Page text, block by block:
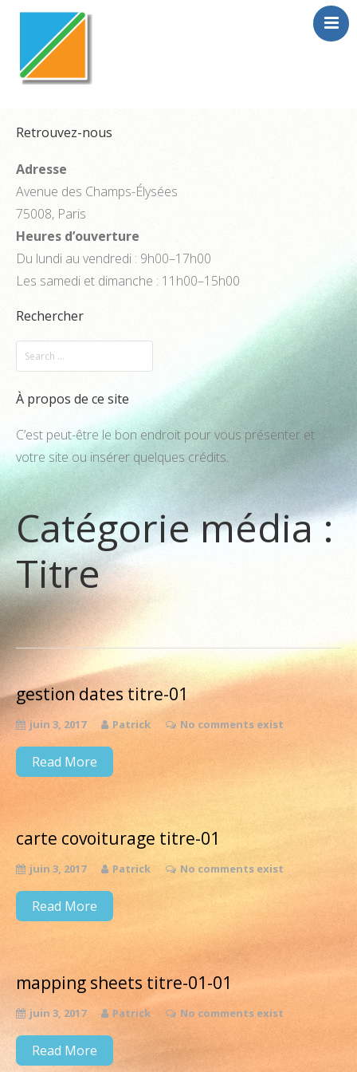
En toute confiance
Retrouvez-nous
Adresse
Avenue des Champs-Élysées
75008, Paris
Heures d’ouverture
Du lundi au vendredi : 9h00–17h00
Les samedi et dimanche : 11h00–15h00
Rechercher
À propos de ce site
C’est peut-être le bon endroit pour vous présenter et
votre site ou insérer quelques crédits.
Catégorie média :
Titre
gestion dates titre-01
juin 3, 2017 Patrick No comments exist
Read More
carte covoiturage titre-01
juin 3, 2017 Patrick No comments exist
Read More
mapping sheets titre-01-01
juin 3, 2017 Patrick No comments exist
Read More